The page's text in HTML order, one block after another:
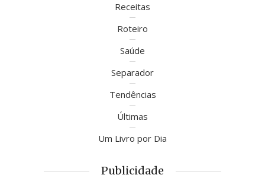
Receitas
Roteiro
Saúde
Separador
Tendências
Últimas
Um Livro por Dia
Publicidade